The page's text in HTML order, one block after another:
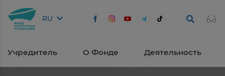
RU
Учредитель О Фонде Деятельность